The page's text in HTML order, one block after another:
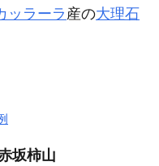
ッラーラ 産の大理石
坂柿山